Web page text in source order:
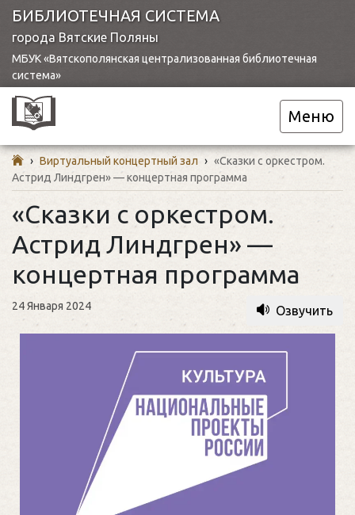
БИБЛИОТЕЧНАЯ СИСТЕМА
города Вятские Поляны
МБУК «Вятскополянская централизованная библиотечная
система»
Меню
› Виртуальный концертный зал › «Сказки с оркестром.
Астрид Линдгрен» — концертная программа
«Сказки с оркестром.
Астрид Линдгрен» —
концертная программа
24 Января 2024 Озвучить